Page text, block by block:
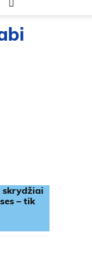
skrydžiai
– tik